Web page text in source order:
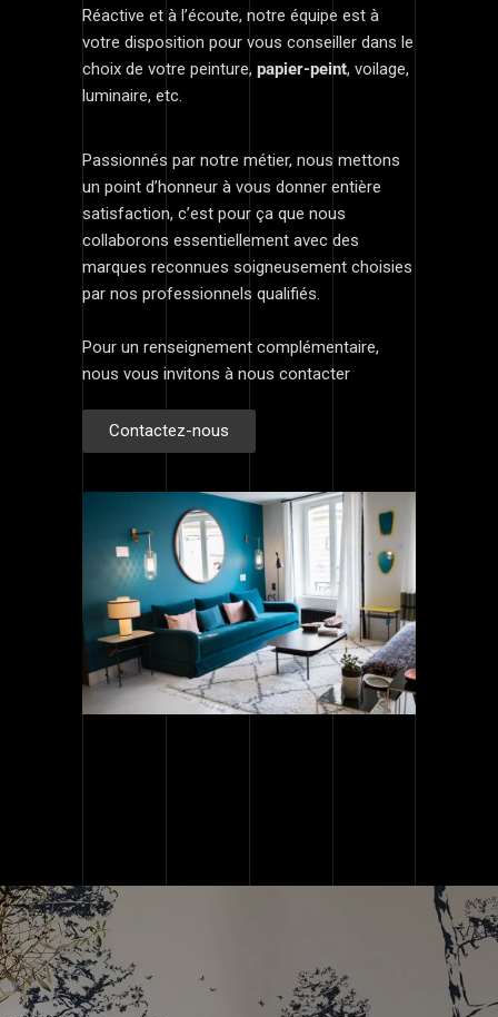
Réactive et à l’écoute, notre équipe est à
votre disposition pour vous conseiller dans le
choix de votre peinture, papier-peint, voilage,
luminaire, etc.
Passionnés par notre métier, nous mettons
un point d’honneur à vous donner entière
satisfaction, c’est pour ça que nous
collaborons essentiellement avec des
marques reconnues soigneusement choisies
par nos professionnels qualifiés.
Pour un renseignement complémentaire,
nous vous invitons à nous contacter
Contactez-nous